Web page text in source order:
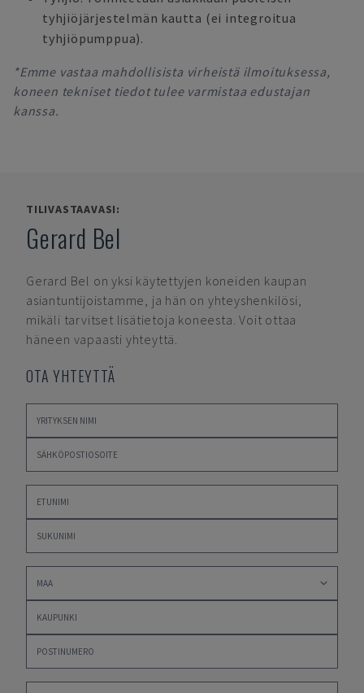
tyhjiöjärjestelmän kautta (ei integroitua
tyhjiöpumppua).
*Emme vastaa mahdollisista virheistä ilmoituksessa,
koneen tekniset tiedot tulee varmistaa edustajan
kanssa.
TILIVASTAAVASI:
Gerard Bel
Gerard Bel on yksi käytettyjen koneiden kaupan
asiantuntijoistamme, ja hän on yhteyshenkilösi,
mikäli tarvitset lisätietoja koneesta. Voit ottaa
häneen vapaasti yhteyttä.
OTA YHTEYTTÄ